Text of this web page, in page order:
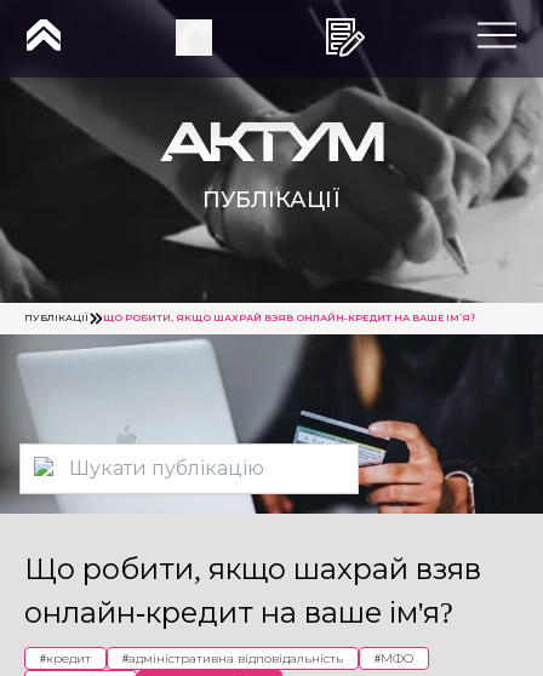
ПУБЛІКАЦІЇ
ПУБЛІКАЦІЇ ЩО РОБИТИ, ЯКЩО ШАХРАЙ ВЗЯВ ОНЛАЙН-КРЕДИТ НА ВАШЕ ІМ'Я?
Що робити, якщо шахрай взяв
онлайн-кредит на ваше ім'я?
#кредит #адміністративна відповідальність #МФО